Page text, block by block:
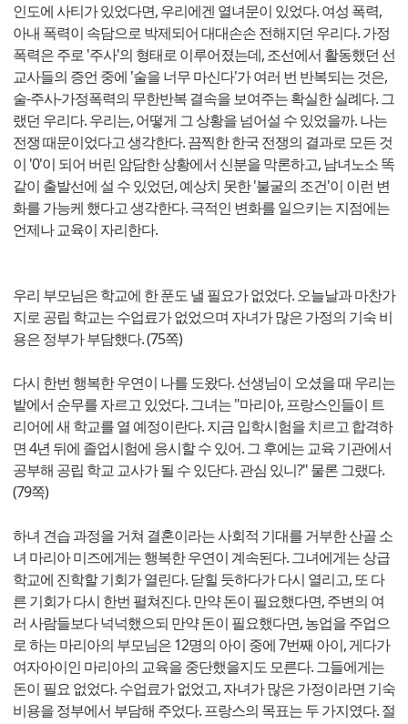
인도에 사티가 있었다면, 우리에겐 열녀문이 있었다. 여성 폭력,
아내 폭력이 속담으로 박제되어 대대손손 전해지던 우리다. 가정
폭력은 주로 '주사'의 형태로 이루어졌는데, 조선에서 활동했던 선
교사들의 증언 중에 '술을 너무 마신다'가 여러 번 반복되는 것은,
술-주사-가정폭력의 무한반복 결속을 보여주는 확실한 실례다. 그
랬던 우리다. 우리는, 어떻게 그 상황을 넘어설 수 있었을까. 나는
전쟁 때문이었다고 생각한다. 끔찍한 한국 전쟁의 결과로 모든 것
이 '0'이 되어 버린 암담한 상황에서 신분을 막론하고, 남녀노소 똑
같이 출발선에 설 수 있었던, 예상치 못한 '불굴의 조건'이 이런 변
화를 가능케 했다고 생각한다. 극적인 변화를 일으키는 지점에는
언제나 교육이 자리한다.
우리 부모님은 학교에 한 푼도 낼 필요가 없었다. 오늘날과 마찬가
지로 공립 학교는 수업료가 없었으며 자녀가 많은 가정의 기숙 비
용은 정부가 부담했다. (75쪽)
다시 한번 행복한 우연이 나를 도왔다. 선생님이 오셨을 때 우리는
밭에서 순무를 자르고 있었다. 그녀는 "마리아, 프랑스인들이 트
리어에 새 학교를 열 예정이란다. 지금 입학시험을 치르고 합격하
면 4년 뒤에 졸업시험에 응시할 수 있어. 그 후에는 교육 기관에서
공부해 공립 학교 교사가 될 수 있단다. 관심 있니?" 물론 그랬다.
(79쪽)
하녀 견습 과정을 거쳐 결혼이라는 사회적 기대를 거부한 산골 소
녀 마리아 미즈에게는 행복한 우연이 계속된다. 그녀에게는 상급
학교에 진학할 기회가 열린다. 닫힐 듯하다가 다시 열리고, 또 다
른 기회가 다시 한번 펼쳐진다. 만약 돈이 필요했다면, 주변의 여
러 사람들보다 넉넉했으되 만약 돈이 필요했다면, 농업을 주업으
로 하는 마리아의 부모님은 12명의 아이 중에 7번째 아이, 게다가
여자아이인 마리아의 교육을 중단했을지도 모른다. 그들에게는
돈이 필요 없었다. 수업료가 없었고, 자녀가 많은 가정이라면 기숙
비용을 정부에서 부담해 주었다. 프랑스의 목표는 두 가지였다. 절